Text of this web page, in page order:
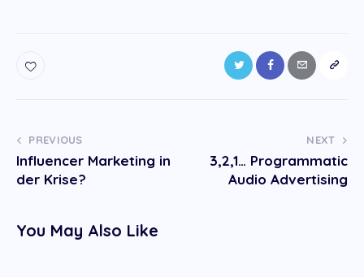
Post
navigation
PREVIOUS
Influencer Marketing in
der Krise?
NEXT
3,2,1… Programmatic
Audio Advertising
You May Also Like